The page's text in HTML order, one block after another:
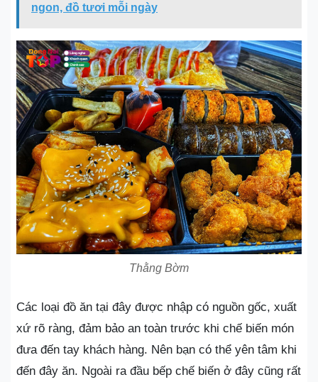
ngon, đồ tươi mỗi ngày
Thằng Bờm
Các loại đồ ăn tại đây được nhập có nguồn gốc, xuất
xứ rõ ràng, đảm bảo an toàn trước khi chế biến món
đưa đến tay khách hàng. Nên bạn có thể yên tâm khi
đến đây ăn. Ngoài ra đầu bếp chế biến ở đây cũng rất